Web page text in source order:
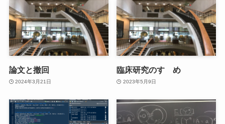
論文と撤回
2024年3月21日
臨床研究のすゝめ
2023年5月9日